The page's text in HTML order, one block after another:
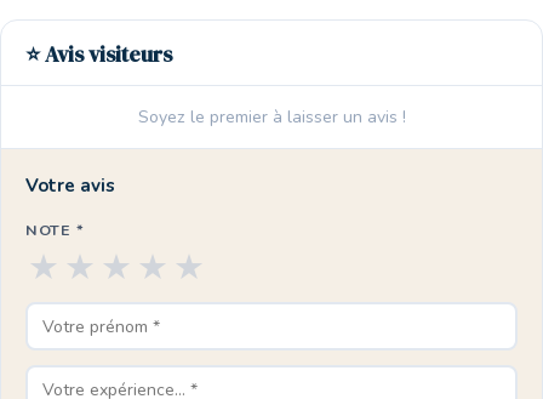
⭐ Avis visiteurs
Soyez le premier à laisser un avis !
Votre avis
NOTE *
★
★
★
★
★